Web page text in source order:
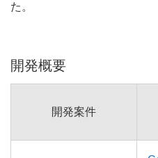
た。
開発概要
開発案件